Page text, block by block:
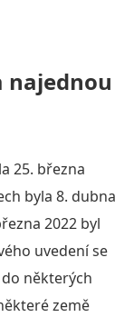
najednou
25. března
byla 8. dubna
2022 byl
uvedení se
některých
země